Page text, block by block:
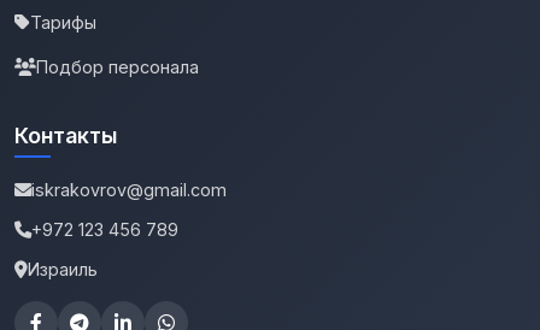
Тарифы
Подбор персонала
Контакты
iskrakovrov@gmail.com
+972 123 456 789
Израиль